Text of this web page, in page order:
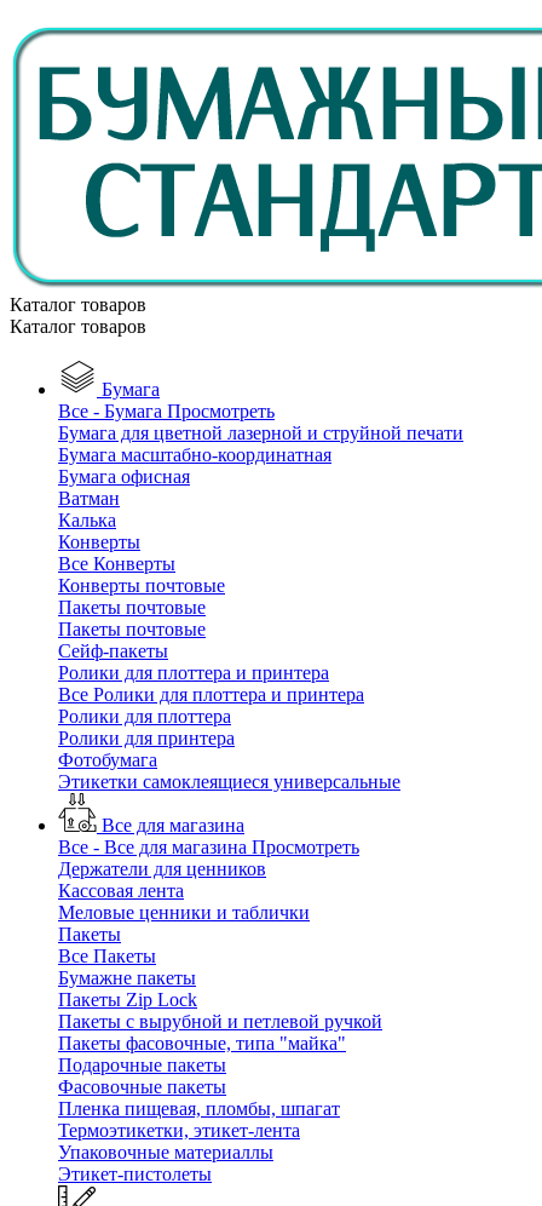
Каталог товаров
Каталог товаров
Бумага
Все - Бумага Просмотреть
Бумага для цветной лазерной и струйной печати
Бумага масштабно-координатная
Бумага офисная
Ватман
Калька
Конверты
Все Конверты
Конверты почтовые
Пакеты почтовые
Пакеты почтовые
Сейф-пакеты
Ролики для плоттера и принтера
Все Ролики для плоттера и принтера
Ролики для плоттера
Ролики для принтера
Фотобумага
Этикетки самоклеящиеся универсальные
Все для магазина
Все - Все для магазина Просмотреть
Держатели для ценников
Кассовая лента
Меловые ценники и таблички
Пакеты
Все Пакеты
Бумажне пакеты
Пакеты Zip Lock
Пакеты с вырубной и петлевой ручкой
Пакеты фасовочные, типа "майка"
Подарочные пакеты
Фасовочные пакеты
Пленка пищевая, пломбы, шпагат
Термоэтикетки, этикет-лента
Упаковочные материаллы
Этикет-пистолеты